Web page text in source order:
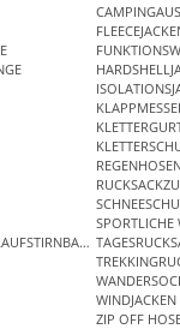
SPORTLICHE
WINDJACKEN
ZIP OFF